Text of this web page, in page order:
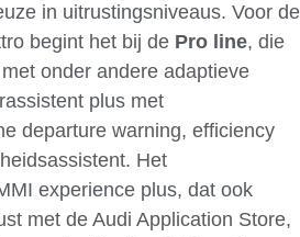
in uitrustingsniveaus. Voor de
begint het bij de Pro line, die
onder andere adaptieve
plus met
departure warning, efficiency
Het
experience plus, dat ook
met de Audi Application Store,